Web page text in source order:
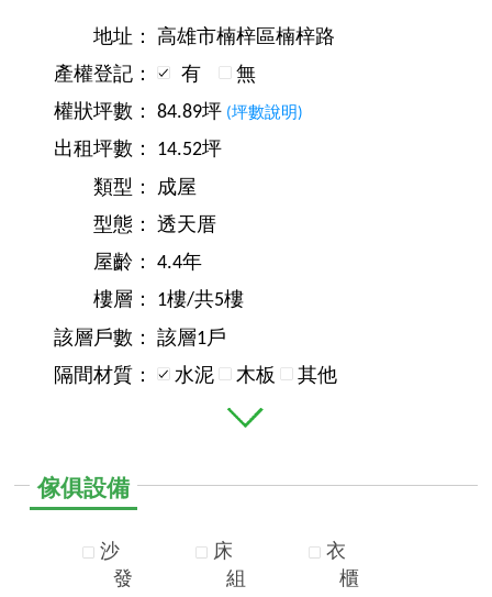
地址：
高雄市楠梓區楠梓路
產權登記：
有
無
權狀坪數：
84.89坪 (坪數說明)
出租坪數：
14.52坪
類型：
成屋
型態：
透天厝
屋齡：
4.4年
樓層：
1樓/共5樓
該層戶數：
該層1戶
隔間材質：
水泥 木板 其他
傢俱設備
沙
發
床
組
衣
櫃